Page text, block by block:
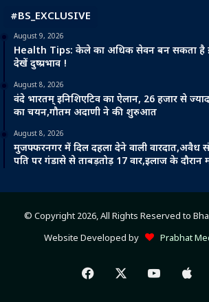
#BS_EXCLUSIVE
August 9, 2026
Health Tips: केले का अधिक सेवन बन सकता है
देखें दुष्प्रभाव !
August 8, 2026
वंदे भारतम् इनिशिएटिव का ऐलान, 26 हजार से
का चयन,गौतम अदाणी ने की शुरुआत
August 8, 2026
मुजफ्फरनगर में दिल दहला देने वाली
पति पर गंडासे से ताबड़तोड़ 17 वार,इलाज के दौरान
© Copyright 2026, All Rights Reserved to
Website Developed by
Prabhat
Facebook YouTube